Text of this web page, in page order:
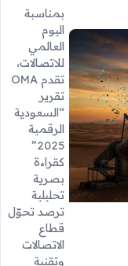
بمناسبة
اليوم
العالمي
للاتصالات،
تقدم OMA
تقرير
“السعودية
الرقمية
2025”
كقراءة
بصرية
تحليلية
ترصد تحوّل
قطاع
الاتصالات
وتقنية